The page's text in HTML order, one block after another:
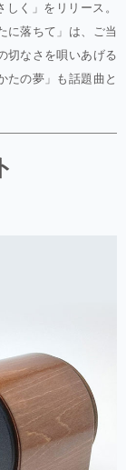
く」をリリース。
に落ちて」は、ご当
切なさを唄いあげる
たの夢」も話題曲と